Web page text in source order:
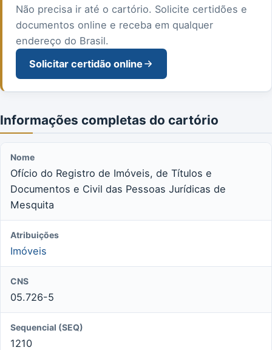
Não precisa ir até o cartório. Solicite certidões e
documentos online e receba em qualquer
endereço do Brasil.
Solicitar certidão online
Informações completas do cartório
Nome
Ofício do Registro de Imóveis, de Títulos e
Documentos e Civil das Pessoas Jurídicas de
Mesquita
Atribuições
Imóveis
CNS
05.726-5
Sequencial (SEQ)
1210